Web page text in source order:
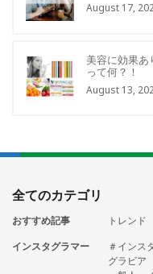
August 17,
美容に効果あ
って何？！
August 13,
全てのカテゴリ
おすすめ記事 トレンド
インスタグラマー
＃インス
グラビア